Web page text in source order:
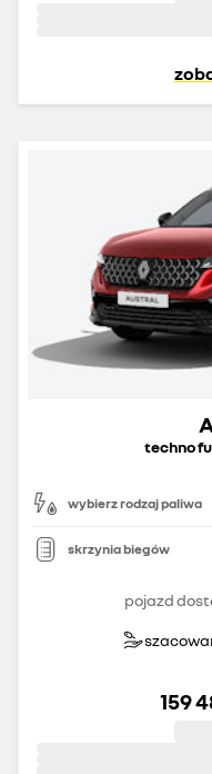
techno
wybierz rodzaj paliwa
skrzynia biegów
pojazd
159